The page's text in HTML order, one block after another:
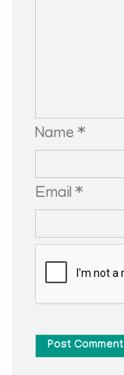
Name *
Email *
Post Comment